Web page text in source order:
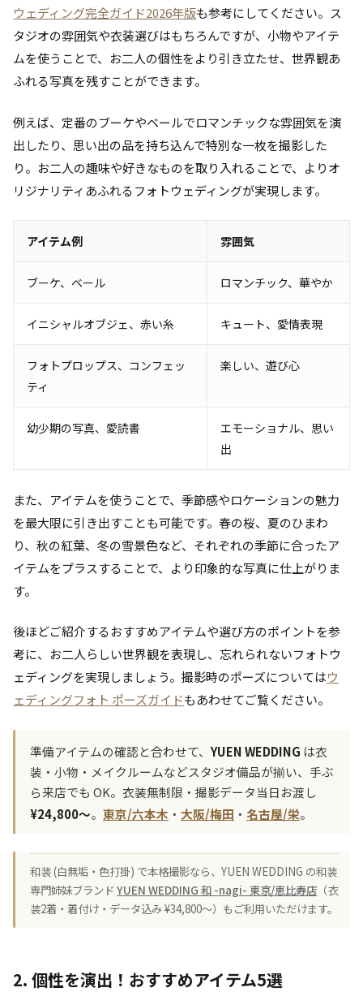
ウェディング完全ガイド2026年版も参考にしてください。ス
タジオの雰囲気や衣装選びはもちろんですが、小物やアイテ
ムを使うことで、お二人の個性をより引き立たせ、世界観あ
ふれる写真を残すことができます。
例えば、定番のブーケやベールでロマンチックな雰囲気を演
出したり、思い出の品を持ち込んで特別な一枚を撮影した
り。お二人の趣味や好きなものを取り入れることで、よりオ
リジナリティあふれるフォトウェディングが実現します。
アイテム例 雰囲気
ブーケ、ベール ロマンチック、華やか
イニシャルオブジェ、赤い糸 キュート、愛情表現
フォトプロップス、コンフェッ
ティ
楽しい、遊び心
幼少期の写真、愛読書
エモーショナル、思い
出
また、アイテムを使うことで、季節感やロケーションの魅力
を最大限に引き出すことも可能です。春の桜、夏のひまわ
り、秋の紅葉、冬の雪景色など、それぞれの季節に合ったア
イテムをプラスすることで、より印象的な写真に仕上がりま
す。
後ほどご紹介するおすすめアイテムや選び方のポイントを参
考に、お二人らしい世界観を表現し、忘れられないフォトウ
ェディングを実現しましょう。撮影時のポーズについてはウ
ェディングフォト ポーズガイドもあわせてご覧ください。
準備アイテムの確認と合わせて、 YUEN WEDDING は衣
装・小物・メイクルームなどスタジオ備品が揃い、手ぶ
ら来店でも OK。衣装無制限・撮影データ当日お渡し
¥24,800〜。 東京/六本木 ・ 大阪/梅田 ・ 名古屋/栄。
和装 (白無垢・色打掛) で本格撮影なら、YUEN WEDDING の和装
専門姉妹ブランド YUEN WEDDING 和 -nagi- 東京/恵比寿店 （衣
装2着・着付け・データ込み ¥34,800〜）もご利用いただけます。
2. 個性を演出！おすすめアイテム5選